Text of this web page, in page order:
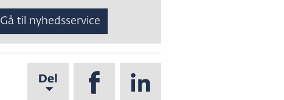
Gå til nyhedsservice